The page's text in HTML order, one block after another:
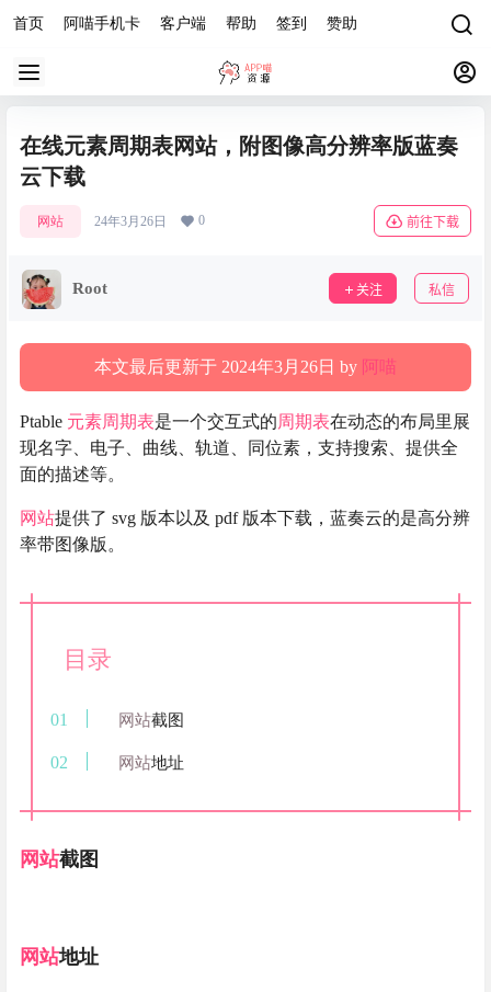
首页 阿喵手机卡 客户端 帮助 签到 赞助
在线元素周期表网站，附图像高分辨率版蓝奏
云下载
网站 24年3月26日 0 前往下载
Root 关注 私信
本文最后更新于 2024年3月26日 by 阿喵
Ptable 元素周期表是一个交互式的周期表在动态的布局里展
现名字、电子、曲线、轨道、同位素，支持搜索、提供全
面的描述等。
网站提供了 svg 版本以及 pdf 版本下载，蓝奏云的是高分辨
率带图像版。
目录
网站截图
网站地址
网站截图
网站地址